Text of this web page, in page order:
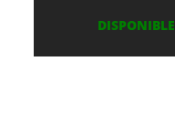
DISPONIBLE